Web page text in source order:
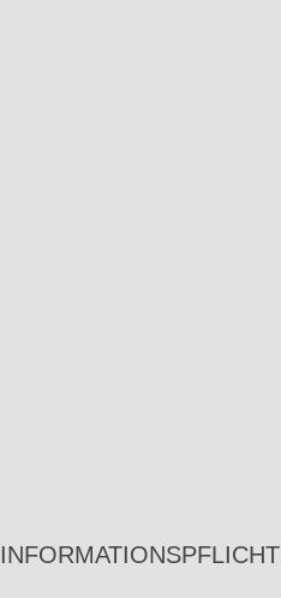
INFORMATIONSPFLICHT